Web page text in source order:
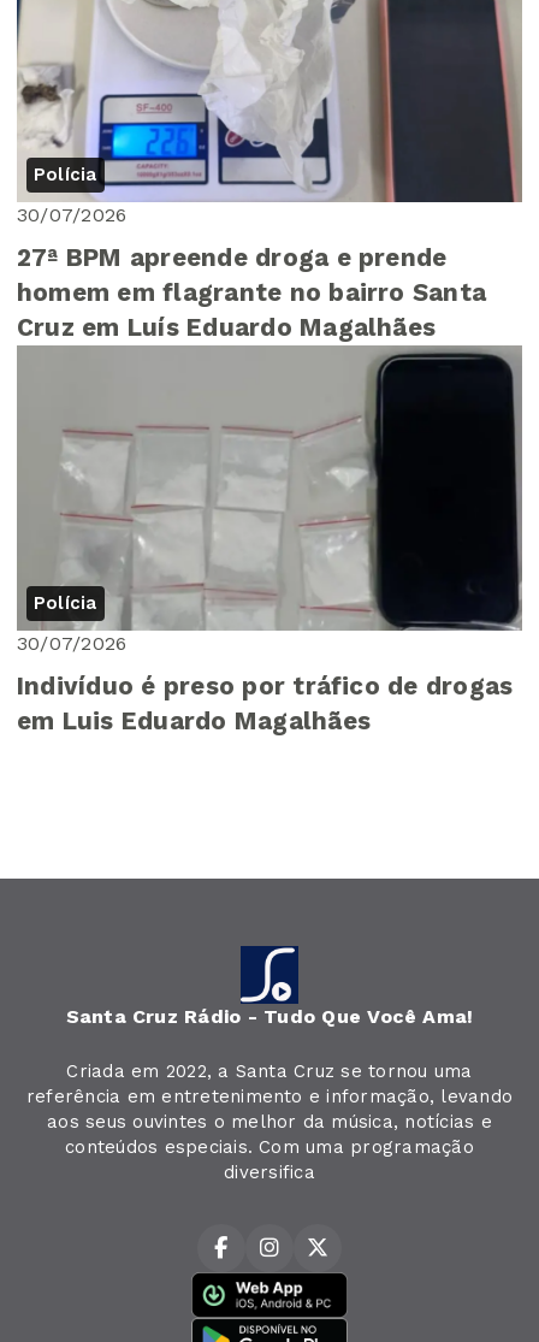
Polícia
30/07/2026
27ª BPM apreende droga e prende
homem em flagrante no bairro Santa
Cruz em Luís Eduardo Magalhães
Polícia
30/07/2026
Indivíduo é preso por tráfico de drogas
em Luis Eduardo Magalhães
Santa Cruz Rádio - Tudo Que Você Ama!
Criada em 2022, a Santa Cruz se tornou uma
referência em entretenimento e informação, levando
aos seus ouvintes o melhor da música, notícias e
conteúdos especiais. Com uma programação
diversifica